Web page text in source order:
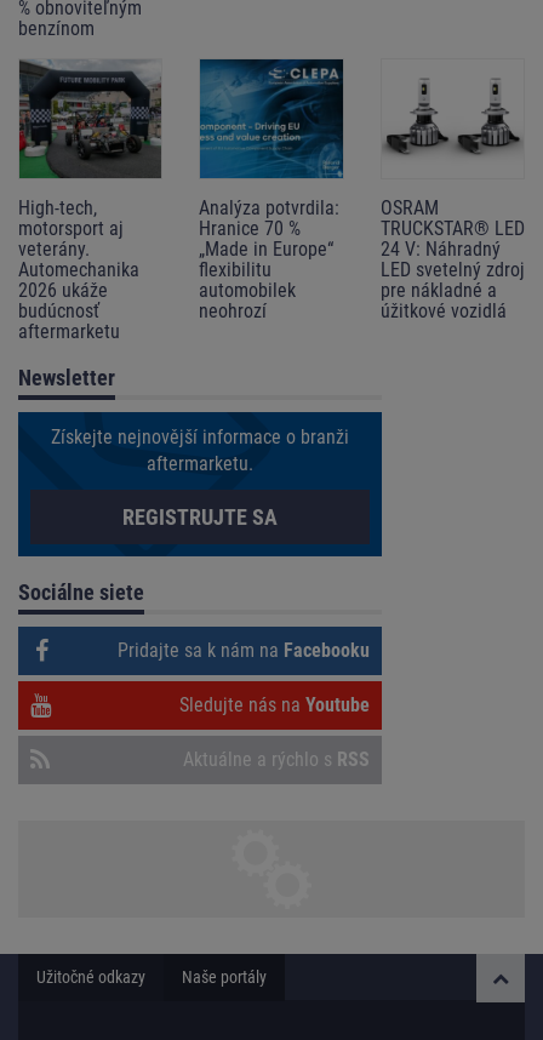
% obnoviteľným
benzínom
High-tech,
motorsport aj
veterány.
Automechanika
2026 ukáže
budúcnosť
aftermarketu
Analýza potvrdila:
Hranice 70 %
„Made in Europe“
flexibilitu
automobilek
neohrozí
OSRAM
TRUCKSTAR® LED
24 V: Náhradný
LED svetelný zdroj
pre nákladné a
úžitkové vozidlá
Newsletter
Získejte nejnovější informace o branži
aftermarketu.
REGISTRUJTE SA
Sociálne siete
Pridajte sa k nám na Facebooku
Sledujte nás na Youtube
Aktuálne a rýchlo s RSS
Užitočné odkazy Naše portály